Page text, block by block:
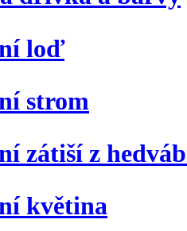
loď
strom
zátiší z
květina